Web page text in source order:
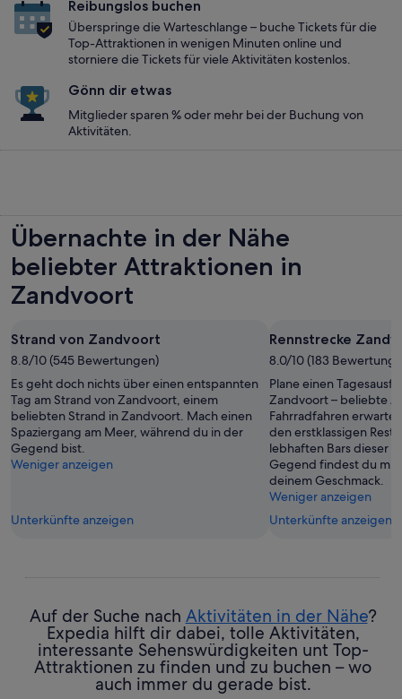
Reibungslos buchen
Überspringe die Warteschlange – buche Tickets für die
Top-Attraktionen in wenigen Minuten online und
storniere die Tickets für viele Aktivitäten kostenlos.
Gönn dir etwas
Mitglieder sparen % oder mehr bei der Buchung von
Aktivitäten.
Übernachte in der Nähe
beliebter Attraktionen in
Zandvoort
Strand von Zandvoort
8.8/10 (545 Bewertungen)
Es geht doch nichts über einen entspannten
Tag am Strand von Zandvoort, einem
beliebten Strand in Zandvoort. Mach einen
Spaziergang am Meer, während du in der
Gegend bist.
Weniger anzeigen
Unterkünfte anzeigen
Rennstrecke
8.0/10 (183
Plane einen
Zandvoort – beliebte
Fahrradfahren
den erstklassigen
lebhaften Bars dieser
Gegend findest du mit
deinem Geschmack.
Weniger anzeigen
Unterkünfte anzeigen
Auf der Suche nach Aktivitäten in der Nähe?
Expedia hilft dir dabei, tolle Aktivitäten,
interessante Sehenswürdigkeiten unt Top-
Attraktionen zu finden und zu buchen – wo
auch immer du gerade bist.